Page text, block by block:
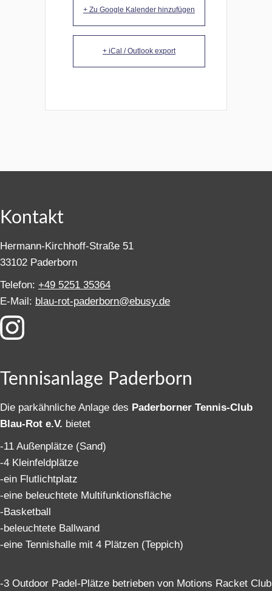
+ Zu Google Kalender hinzufügen
+ iCal / Outlook export
Kontakt
Hermann-Kirchhoff-Straße 51
33102 Paderborn
Telefon: +49 5251 35364
E-Mail: blau-rot-paderborn@ebusy.de
Tennisanlage Paderborn
Die parkähnliche Anlage des Paderborner Tennis-Club
Blau-Rot e.V. bietet
-11 Außenplätze (Sand)
-4 Kleinfeldplätze
-ein Flutlichtplatz
-eine beleuchtete Multifunktionsfläche
-Basketball
-beleuchtete Ballwand
-eine Tennishalle mit 4 Plätzen (Teppich)
-3 Outdoor Padel-Plätze betrieben von Motions Racket Club